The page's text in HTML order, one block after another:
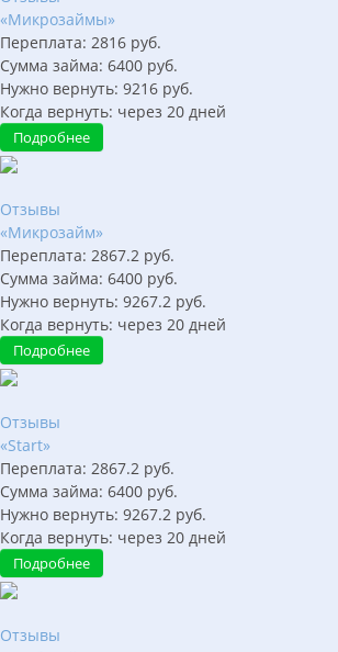
«Микрозаймы»
Переплата: 2816 руб.
Сумма займа: 6400 руб.
Нужно вернуть: 9216 руб.
Когда вернуть: через 20 дней
Подробнее
Отзывы
«Микрозайм»
Переплата: 2867.2 руб.
Сумма займа: 6400 руб.
Нужно вернуть: 9267.2 руб.
Когда вернуть: через 20 дней
Подробнее
Отзывы
«Start»
Переплата: 2867.2 руб.
Сумма займа: 6400 руб.
Нужно вернуть: 9267.2 руб.
Когда вернуть: через 20 дней
Подробнее
Отзывы